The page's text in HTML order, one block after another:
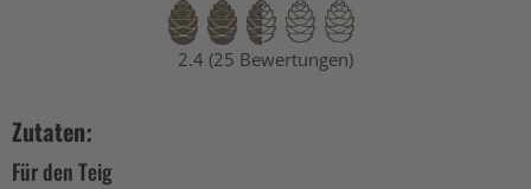
2.4 (25 Bewertungen)
Zutaten:
Für den Teig